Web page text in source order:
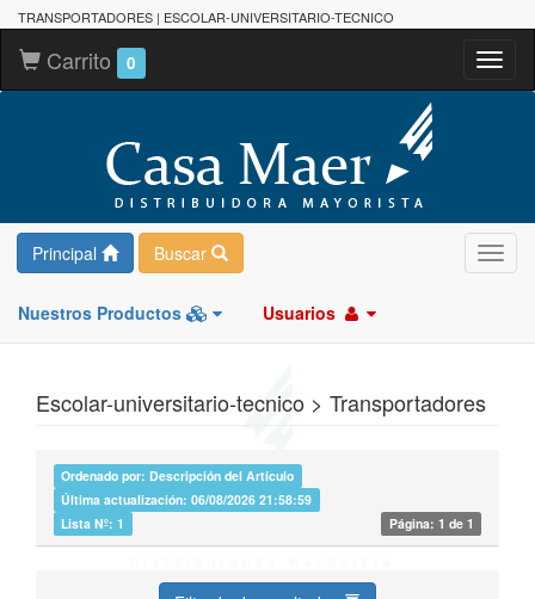
TRANSPORTADORES | ESCOLAR-UNIVERSITARIO-TECNICO
Carrito 0
Principal Buscar
Nuestros Productos Usuarios
Escolar-universitario-tecnico > Transportadores
Ordenado por: Descripción del Artículo
Última actualización: 06/08/2026 21:58:59
Lista Nº: 1
Página: 1 de 1